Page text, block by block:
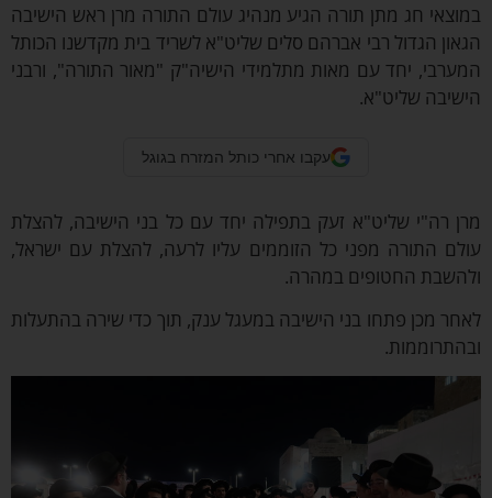
חג מתן תורה הגיע מנהיג עולם התורה מרן ראש הישיבה
הגדול רבי אברהם סלים שליט"א לשריד בית מקדשנו הכותל
יחד עם מאות מתלמידי הישיה"ק "מאור התורה", ורבני
שליט"א.
עקבו אחרי כותל המזרח בגוגל
רה"י שליט"א זעק בתפילה יחד עם כל בני הישיבה, להצלת
התורה מפני כל הזוממים עליו לרעה, להצלת עם ישראל,
החטופים במהרה.
מכן פתחו בני הישיבה במעגל ענק, תוך כדי שירה בהתעלות